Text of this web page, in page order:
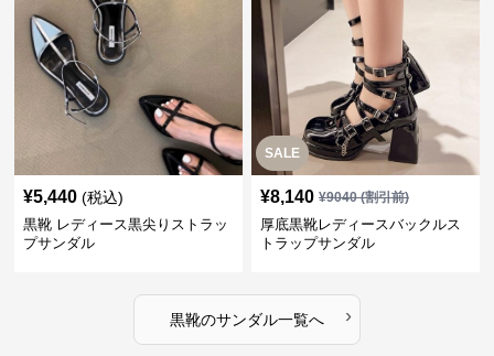
¥5,440 (税込)
黒靴 レディース黒尖りストラッ
プサンダル
SALE
¥8,140 ¥9040(割引前)
厚底黒靴レディースバックルス
トラップサンダル
黒靴のサンダル一覧へ ›